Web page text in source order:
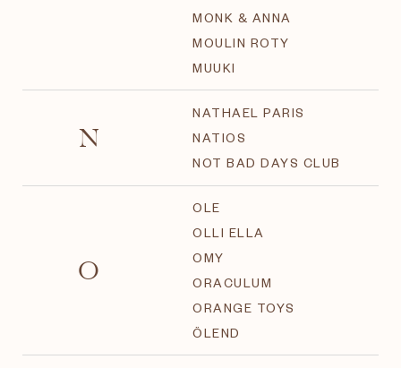
MONK & ANNA
MOULIN ROTY
MUUKI
N
NATHAEL PARIS
NATIOS
NOT BAD DAYS CLUB
O
OLE
OLLI ELLA
OMY
ORACULUM
ORANGE TOYS
ÖLEND